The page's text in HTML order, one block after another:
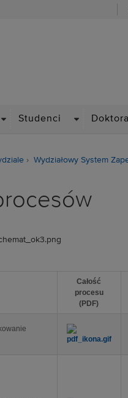
Studenci
Wydziałowy System
Całość
procesu
(PDF)